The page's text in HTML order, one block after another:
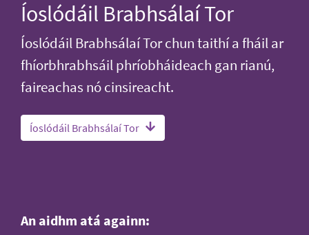
Íoslódáil Brabhsálaí Tor
Íoslódáil Brabhsálaí Tor chun taithí a fháil ar
fhíorbhrabhsáil phríobháideach gan rianú,
faireachas nó cinsireacht.
Íoslódáil Brabhsálaí Tor
An aidhm atá againn: